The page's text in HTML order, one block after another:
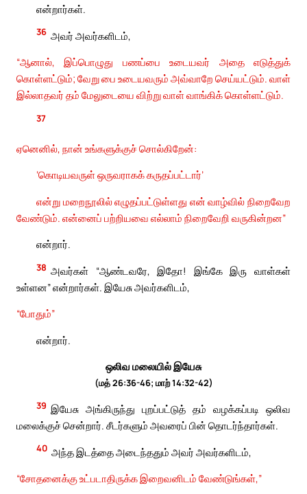
என்றார்கள்.
36 அவர் அவர்களிடம்,
“ஆனால், இப்பொழுது பணப்பை உடையவர் அதை எடுத்துக்
கொள்ளட்டும்; வேறு பை உடையவரும் அவ்வாறே செய்யட்டும். வாள்
இல்லாதவர் தம் மேலுடையை விற்று வாள் வாங்கிக் கொள்ளட்டும்.
37
ஏனெனில், நான் உங்களுக்குச் சொல்கிறேன்:
‘கொடியவருள் ஒருவராகக் கருதப்பட்டார்’
என்று மறைநூலில் எழுதப்பட்டுள்ளது என் வாழ்வில் நிறைவேற
வேண்டும். என்னைப் பற்றியவை எல்லாம் நிறைவேறி வருகின்றன”
என்றார்.
38 அவர்கள் “ஆண்டவரே, இதோ! இங்கே இரு வாள்கள்
உள்ளன” என்றார்கள். இயேசு அவர்களிடம்,
“போதும்”
என்றார்.
ஒலிவ மலையில் இயேசு
(மத் 26:36-46; மாற் 14:32-42)
39 இயேசு அங்கிருந்து புறப்பட்டுத் தம் வழக்கப்படி ஒலிவ
மலைக்குச் சென்றார். சீடர்களும் அவரைப் பின் தொடர்ந்தார்கள்.
40 அந்த இடத்தை அடைந்ததும் அவர் அவர்களிடம்,
“சோதனைக்கு உட்படாதிருக்க இறைவனிடம் வேண்டுங்கள்,”